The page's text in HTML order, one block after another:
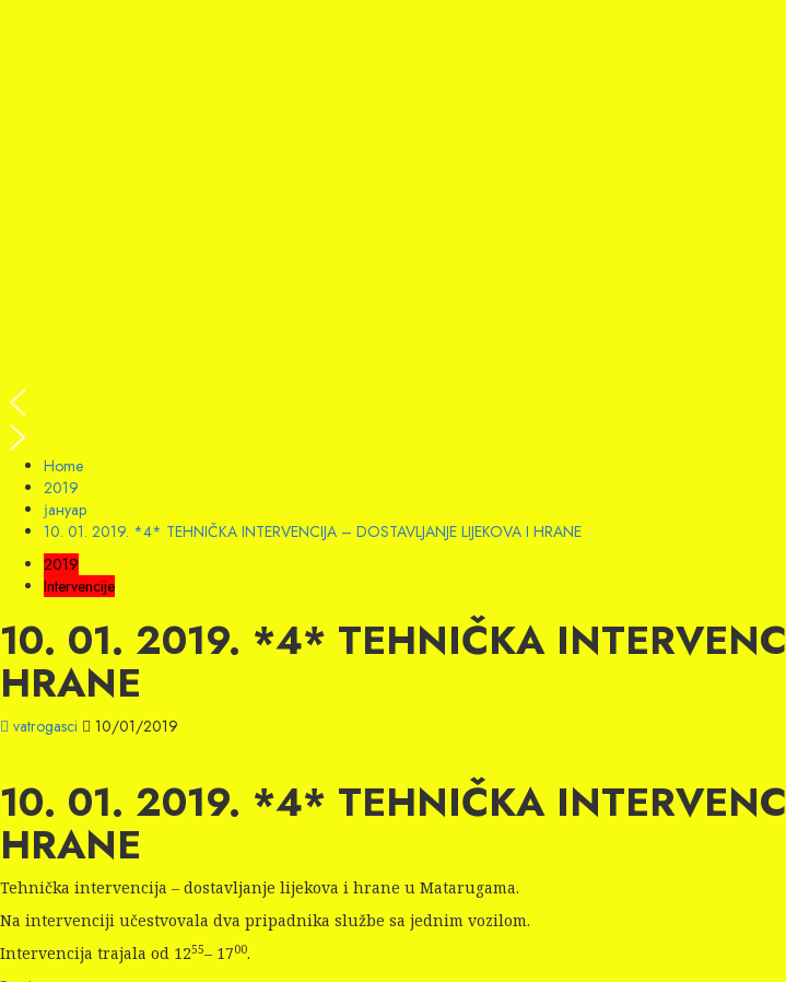
Home
2019
јануар
10. 01. 2019. *4* TEHNIČKA INTERVENCIJA – DOSTAVLJANJE LIJEKOVA I HRANE
2019
Intervencije
10. 01. 2019. *4* TEHNIČKA
HRANE
vatrogasci 10/01/2019
10. 01. 2019. *4* TEHNIČKA
HRANE
Tehnička intervencija – dostavljanje lijekova i hrane u Matarugama.
Na intervenciji učestvovala dva pripadnika službe sa jednim vozilom.
Intervencija trajala od 1255– 1700.